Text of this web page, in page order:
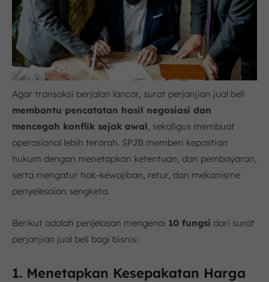
Agar transaksi berjalan lancar, surat perjanjian jual beli
membantu pencatatan hasil negosiasi dan
mencegah konflik sejak awal , sekaligus membuat
operasional lebih terarah. SPJB memberi kepastian
hukum dengan menetapkan ketentuan, dan pembayaran,
serta mengatur hak-kewajiban, retur, dan mekanisme
penyelesaian sengketa.
Berikut adalah penjelasan mengenai 10 fungsi dari surat
perjanjian jual beli bagi bisnis:
1. Menetapkan Kesepakatan Harga